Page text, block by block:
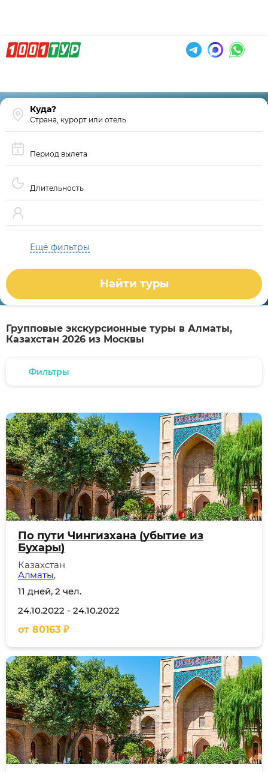
Страна, курорт или отель
Период вылета
Длительность
Ещё фильтры
Найти туры
Групповые экскурсионные туры в Алматы,
Казахстан 2026 из Москвы
Фильтры
По пути Чингизхана (убытие из
Бухары)
Казахстан
Алматы,
11 дней, 2 чел.
24.10.2022 - 24.10.2022
от 80163 ₽